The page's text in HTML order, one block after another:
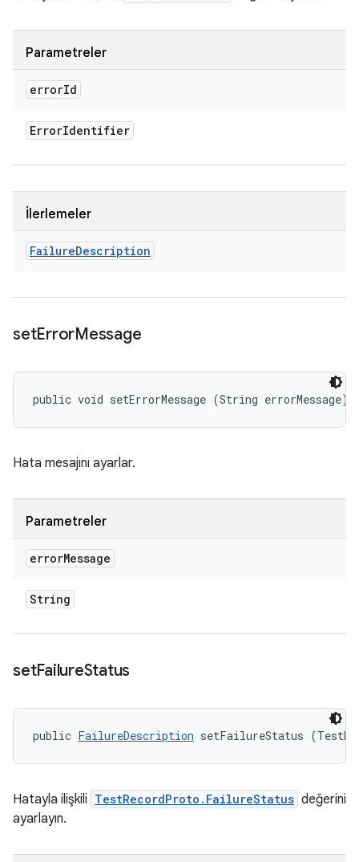
Parametreler
errorId
ErrorIdentifier
İlerlemeler
FailureDescription
setErrorMessage
public void setErrorMessage (String errorMessage)
Hata mesajını ayarlar.
Parametreler
errorMessage
String
setFailureStatus
public FailureDescription setFailureStatus
Hatayla ilişkili TestRecordProto.FailureStatus değerini
ayarlayın.